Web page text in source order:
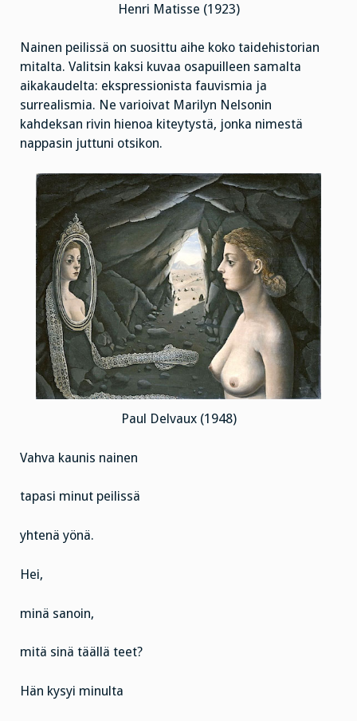
Henri Matisse (1923)
Nainen peilissä on suosittu aihe koko taidehistorian
mitalta. Valitsin kaksi kuvaa osapuilleen samalta
aikakaudelta: ekspressionista fauvismia ja
surrealismia. Ne varioivat Marilyn Nelsonin
kahdeksan rivin hienoa kiteytystä, jonka nimestä
nappasin juttuni otsikon.
Paul Delvaux (1948)
Vahva kaunis nainen
tapasi minut peilissä
yhtenä yönä.
Hei,
minä sanoin,
mitä sinä täällä teet?
Hän kysyi minulta